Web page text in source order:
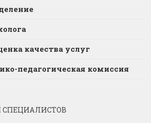
качества услуг
педагогическая комиссия